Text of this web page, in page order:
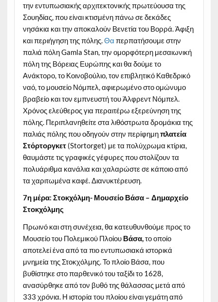
την εντυπωσιακής αρχιτεκτονικής πρωτεύουσα της
Σουηδίας, που είναι κτισμένη πάνω σε δεκάδες
νησάκια και την αποκαλούν Βενετία του Βορρά. Άφιξη
και περιήγηση της πόλης.Θα περπατήσουμε στην
παλιά πόλη Gamla Stan, την ομορφότερη μεσαιωνική
πόλη της Βόρειας Ευρώπης και θα δούμε το
Ανάκτορο, το Κοινοβούλιο, τον επιβλητικό Καθεδρικό
ναό, το μουσείο Νόμπελ, αφιερωμένο στο ομώνυμο
βραβείο και τον εμπνευστή του Άλφρεντ Νόμπελ.
Χρόνος ελεύθερος για περαιτέρω εξερεύνηση της
πόλης. Περιπλανηθείτε στα λιθόστρωτα δρομάκια της
παλιάς πόλης που οδηγούν στην περίφημηπλατεία
Στόρτοργκετ (Stortorget) με τα πολύχρωμα κτίρια,
θαυμάστε τις γραφικές γέφυρες που στολίζουν τα
πολυάριθμα κανάλια και χαλαρώστε σε κάποιο από
τα χαριτωμένα καφέ. Διανυκτέρευση.
7η μέρα: Στοκχόλμη- Μουσείο Βάσα – Δημαρχείο
Στοκχόλμης
Πρωινό και στη συνέχεια, θα κατευθυνθούμε προς το
Μουσείο του Πολεμικού Πλοίου Βάσα,το οποίο
αποτελεί ένα από τα πιο εντυπωσιακά ιστορικά
μνημεία της Στοκχόλμης. Το πλοίο Βάσα, που
βυθίστηκε στο παρθενικό του ταξίδι το 1628,
ανασύρθηκε από τον βυθό της θάλασσας μετά από
333 χρόνια. Η ιστορία του πλοίου είναι γεμάτη από